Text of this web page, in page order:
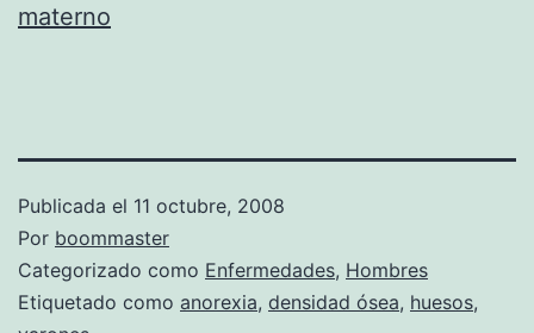
materno
Publicada el 11 octubre, 2008
Por boommaster
Categorizado como Enfermedades, Hombres
Etiquetado como anorexia, densidad ósea, huesos,